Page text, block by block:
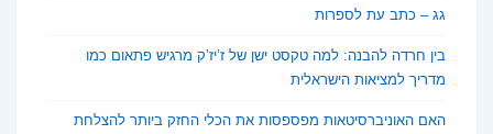
גג – כתב עת לספרות
בין חרדה להבנה: למה טקסט ישן של ז’יז’ק מרגיש פתאום כמו
מדריך למציאות הישראלית
האם האוניברסיטאות מפספסות את הכלי החזק ביותר להצלחת